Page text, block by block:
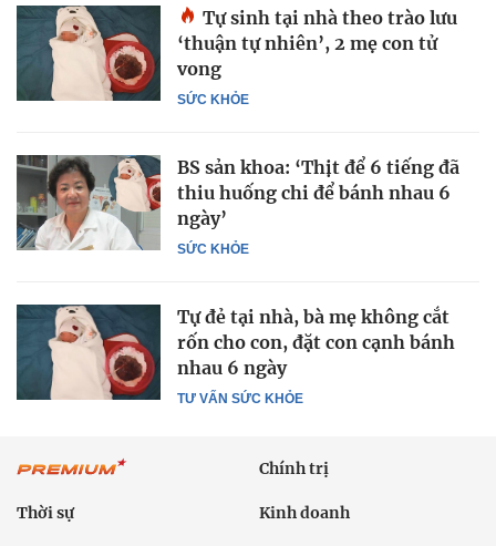
SỨC KHỎE
Tự sinh tại nhà theo trào lưu
‘thuận tự nhiên’, 2 mẹ con tử
vong
SỨC KHỎE
BS sản khoa: ‘Thịt để 6 tiếng đã
thiu huống chi để bánh nhau 6
ngày’
TƯ VẤN SỨC KHỎE
Tự đẻ tại nhà, bà mẹ không cắt
rốn cho con, đặt con cạnh bánh
nhau 6 ngày
Chính trị
Thời sự Kinh doanh